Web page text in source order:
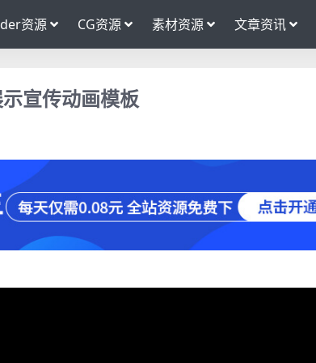
资源 CG资源 素材资源 文章资讯
宣传动画模板